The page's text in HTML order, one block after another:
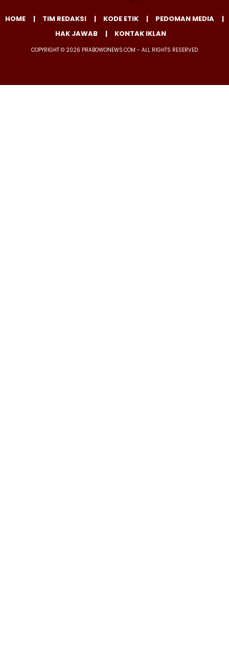
HOME TIM REDAKSI KODE ETIK
PEDOMAN MEDIA
HAK JAWAB
KONTAK IKLAN
COPYRIGHT © 2026 PRABOWONEWS.COM - ALL RIGHTS RESERVED